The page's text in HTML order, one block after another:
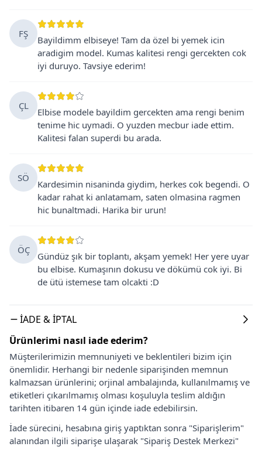
FŞ
Bayildimm elbiseye! Tam da özel bi yemek icin
aradigim model. Kumas kalitesi rengi gercekten cok
iyi duruyo. Tavsiye ederim!
ÇL
Elbise modele bayildim gercekten ama rengi benim
tenime hic uymadi. O yuzden mecbur iade ettim.
Kalitesi falan superdi bu arada.
SÖ
Kardesimin nisaninda giydim, herkes cok begendi. O
kadar rahat ki anlatamam, saten olmasina ragmen
hic bunaltmadi. Harika bir urun!
ÖÇ
Gündüz şık bir toplantı, akşam yemek! Her yere uyar
bu elbise. Kumaşının dokusu ve dökümü cok iyi. Bi
de ütü istemese tam olcakti :D
İADE & İPTAL
Ürünlerimi nasıl iade ederim?
Müşterilerimizin memnuniyeti ve beklentileri bizim için
önemlidir. Herhangi bir nedenle siparişinden memnun
kalmazsan ürünlerini; orjinal ambalajında, kullanılmamış ve
etiketleri çıkarılmamış olması koşuluyla teslim aldığın
tarihten itibaren 14 gün içinde iade edebilirsin.
İade sürecini, hesabına giriş yaptıktan sonra "Siparişlerim"
alanından ilgili siparişe ulaşarak "Sipariş Destek Merkezi"